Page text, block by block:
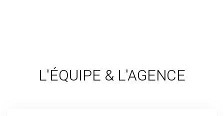
L'ÉQUIPE & L'AGENCE